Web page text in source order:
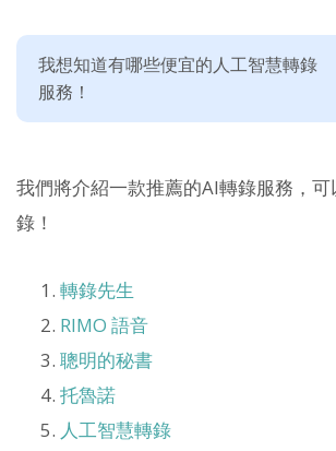
我想知道有哪些便宜的人工智慧轉錄
服務！
我們將介紹一款推薦的AI轉錄服務，
錄！
轉錄先生
RIMO 語音
聰明的秘書
托魯諾
人工智慧轉錄